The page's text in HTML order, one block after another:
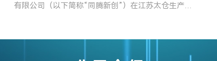
有限公司（以下简称“同腾新创”）在江苏太仓生产工